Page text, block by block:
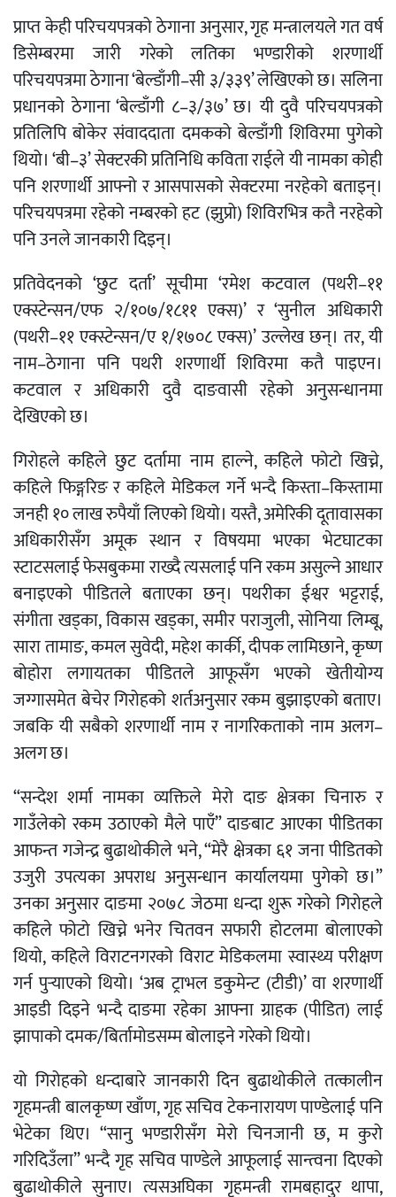
प्राप्त केही परिचयपत्रको ठेगाना अनुसार, गृह मन्त्रालयले गत वर्ष
डिसेम्बरमा जारी गरेको लतिका भण्डारीको शरणार्थी
परिचयपत्रमा ठेगाना ‘बेल्डाँगी–सी ३/३३९’ लेखिएको छ। सलिना
प्रधानको ठेगाना ‘बेल्डाँगी ८–३/३७’ छ। यी दुवै परिचयपत्रको
प्रतिलिपि बोकेर संवाददाता दमकको बेल्डाँगी शिविरमा पुगेको
थियो। ‘बी–३’ सेक्टरकी प्रतिनिधि कविता राईले यी नामका कोही
पनि शरणार्थी आफ्नो र आसपासको सेक्टरमा नरहेको बताइन्।
परिचयपत्रमा रहेको नम्बरको हट (झुप्रो) शिविरभित्र कतै नरहेको
पनि उनले जानकारी दिइन्।
प्रतिवेदनको ‘छुट दर्ता’ सूचीमा ‘रमेश कटवाल (पथरी–११
एक्स्टेन्सन/एफ २/१०७/१८११ एक्स)’ र ‘सुनील अधिकारी
(पथरी–११ एक्स्टेन्सन/ए १/१७०८ एक्स)’ उल्लेख छन्। तर, यी
नाम–ठेगाना पनि पथरी शरणार्थी शिविरमा कतै पाइएन।
कटवाल र अधिकारी दुवै दाङवासी रहेको अनुसन्धानमा
देखिएको छ।
गिरोहले कहिले छुट दर्तामा नाम हाल्ने, कहिले फोटो खिच्ने,
कहिले फिङ्गरिङ र कहिले मेडिकल गर्ने भन्दै किस्ता–किस्तामा
जनही १० लाख रुपैयाँ लिएको थियो। यस्तै, अमेरिकी दूतावासका
अधिकारीसँग अमूक स्थान र विषयमा भएका भेटघाटका
स्टाटसलाई फेसबुकमा राख्दै त्यसलाई पनि रकम असुल्ने आधार
बनाइएको पीडितले बताएका छन्। पथरीका ईश्वर भट्टराई,
संगीता खड्का, विकास खड्का, समीर पराजुली, सोनिया लिम्बू,
सारा तामाङ, कमल सुवेदी, महेश कार्की, दीपक लामिछाने, कृष्ण
बोहोरा लगायतका पीडितले आफूसँग भएको खेतीयोग्य
जग्गासमेत बेचेर गिरोहको शर्तअनुसार रकम बुझाइएको बताए।
जबकि यी सबैको शरणार्थी नाम र नागरिकताको नाम अलग–
अलग छ।
“सन्देश शर्मा नामका व्यक्तिले मेरो दाङ क्षेत्रका चिनारु र
गाउँलेको रकम उठाएको मैले पाएँ” दाङबाट आएका पीडितका
आफन्त गजेन्द्र बुढाथोकीले भने, “मेरै क्षेत्रका ६१ जना पीडितको
उजुरी उपत्यका अपराध अनुसन्धान कार्यालयमा पुगेको छ।”
उनका अनुसार दाङमा २०७८ जेठमा धन्दा शुरू गरेको गिरोहले
कहिले फोटो खिच्ने भनेर चितवन सफारी होटलमा बोलाएको
थियो, कहिले विराटनगरको विराट मेडिकलमा स्वास्थ्य परीक्षण
गर्न पुर्‍याएको थियो। ‘अब ट्राभल डकुमेन्ट (टीडी)’ वा शरणार्थी
आइडी दिइने भन्दै दाङमा रहेका आफ्ना ग्राहक (पीडित) लाई
झापाको दमक/बिर्तामोडसम्म बोलाइने गरेको थियो।
यो गिरोहको धन्दाबारे जानकारी दिन बुढाथोकीले तत्कालीन
गृहमन्त्री बालकृष्ण खाँण, गृह सचिव टेकनारायण पाण्डेलाई पनि
भेटेका थिए। “सानु भण्डारीसँग मेरो चिनजानी छ, म कुरो
गरिदिउँला” भन्दै गृह सचिव पाण्डेले आफूलाई सान्त्वना दिएको
बुढाथोकीले सुनाए। त्यसअघिका गृहमन्त्री रामबहादुर थापा,